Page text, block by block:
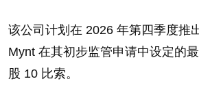
该公司计划在 2026 年第四季度推
Mynt 在其初步监管申请中设定的
股 10 比索。